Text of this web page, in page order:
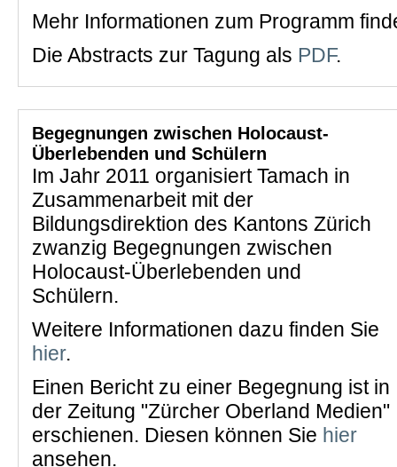
Mehr Informationen zum Programm
Die Abstracts zur Tagung als PDF.
Begegnungen zwischen Holocaust-
Überlebenden und Schülern
Im Jahr 2011 organisiert Tamach in
Zusammenarbeit mit der
Bildungsdirektion des Kantons Zürich
zwanzig Begegnungen zwischen
Holocaust-Überlebenden und
Schülern.
Weitere Informationen dazu finden Sie
hier.
Einen Bericht zu einer Begegnung ist in
der Zeitung "Zürcher Oberland Medien"
erschienen. Diesen können Sie hier
ansehen.